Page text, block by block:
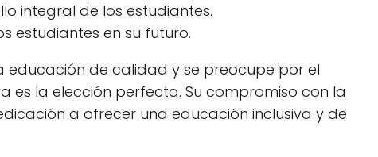
integral de los estudiantes.
estudiantes en su futuro.
educación de calidad y se preocupe por el
es la elección perfecta. Su compromiso con la
a ofrecer una educación inclusiva y de